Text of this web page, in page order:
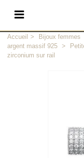
Accueil > Bijoux femmes
argent massif 925 >
zirconium sur rail